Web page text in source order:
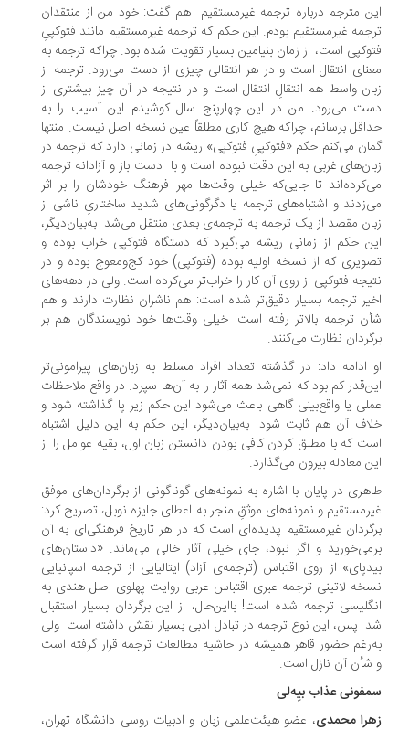
مترجم درباره‌ ترجمه‌ غیرمستقیم هم گفت: خود من از منتقدان
غیرمستقیم بودم. این حکم که ترجمه‌ غیرمستقیم مانند فتوکپیِ
است، از زمان بنیامین بسیار تقویت شده بود. چراکه ترجمه به
انتقال است و در هر انتقالی چیزی از دست می‌رود. ترجمه از
واسط هم انتقالِ انتقال است و در نتیجه در آن چیز بیشتری از
می‌رود. من در این چهارپنج سال کوشیدم این آسیب را به
برسانم، چراکه هیچ کاری مطلقاً عین نسخه‌ اصل نیست. منتها
می‌کنم حکم «فتوکپیِ فتوکپی» ریشه‌ در زمانی دارد که ترجمه در
غربی به این دقت نبوده است و با دست باز و آزادانه ترجمه
تا جایی‌که خیلی وقت‌ها مهر فرهنگ خودشان را بر اثر
و اشتباه‌های ترجمه یا دگرگونی‌های شدید ساختاریِ ناشی از
مقصد از یک ترجمه به ترجمه‌ی بعدی منتقل می‌شد. به‌بیان‌دیگر،
حکم از زمانی ریشه می‌گیرد که دستگاه فتوکپی خراب بوده و
که از نسخه‌ اولیه بوده (فتوکپی) خود کج‌ومعوج بوده و در
فتوکپی از روی آن کار را خراب‌تر می‌کرده است. ولی در دهه‌های
ترجمه بسیار دقیق‌تر شده است: هم ناشران نظارت دارند و هم
ترجمه بالاتر رفته است. خیلی وقت‌ها خود نویسندگان هم بر
نظارت می‌کنند.
ادامه داد: در گذشته تعداد افراد مسلط به زبان‌های پیرامونی‌تر
کم بود که نمی‌شد همه‌ آثار را به آن‌ها سپرد. در واقع ملاحظات
یا واقع‌بینی گاهی باعث می‌شود این حکم زیر پا گذاشته شود و
آن هم ثابت شود. به‌بیان‌دیگر، این حکم به این دلیل اشتباه
که با مطلق کردن کافی بودن دانستن زبان اول، بقیه‌ عوامل را از
معادله بیرون می‌گذارد.
در پایان با اشاره به نمونه‌های گوناگونی از برگردان‌های موفق
و نمونه‌های موثقِ منجر به اعطای جایزه‌ نوبل، تصریح کرد:
غیرمستقیم پدیده‌ای است که در هر تاریخ فرهنگی‌ای به آن
و اگر نبود، جای خیلی آثار خالی می‌ماند. «داستان‌های
از روی اقتباس (ترجمه‌ی آزاد) ایتالیایی از ترجمه‌ اسپانیایی
لاتینی ترجمه‌ عبری اقتباس عربی روایت پهلوی اصل هندی به
ترجمه شده است! بااین‌حال، از این برگردان بسیار استقبال
پس، این نوع ترجمه در تبادل ادبی بسیار نقش داشته است. ولی
حضور قاهر همیشه در حاشیه‌ مطالعات ترجمه قرار گرفته است
آن نازل است.
عذاب بیِه‌لی
محمدی، عضو هیئت‌علمی زبان و ادبیات روسی دانشگاه تهران،